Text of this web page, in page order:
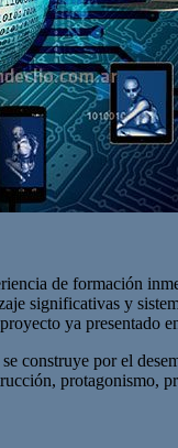
de formación
significativas y
ya presentado
construye por el
protagonismo,